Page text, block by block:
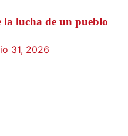
la lucha de un pueblo
31, 2026